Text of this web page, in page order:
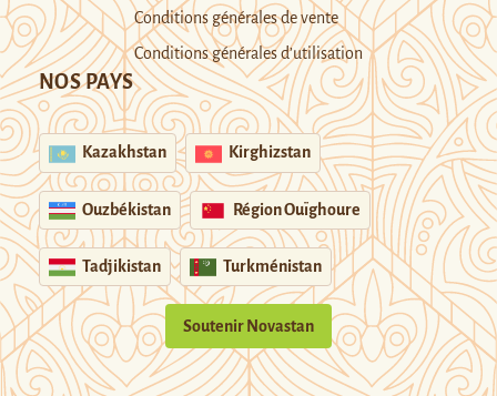
Conditions générales de vente
Conditions générales d’utilisation
NOS PAYS
Kazakhstan Kirghizstan
Ouzbékistan Région Ouïghoure
Tadjikistan Turkménistan
Soutenir Novastan